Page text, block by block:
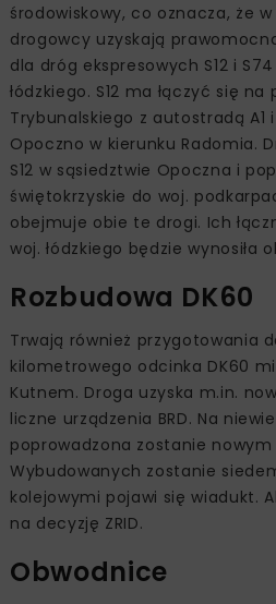
środowiskowy, co oznacza, że w
drogowcy uzyskają
dla dróg ekspresowych S12 i
łódzkiego. S12 ma łączyć się
Trybunalskiego z autostradą A1
Opoczno w kierunku Radomia.
S12 w sąsiedztwie Opoczna i
świętokrzyskie do woj.
obejmuje obie te drogi. Ich
woj. łódzkiego będzie wynosiła
Rozbudowa DK60
Trwają również przygotowania
kilometrowego odcinka DK60
Kutnem. Droga uzyska m.in.
liczne urządzenia BRD. Na
poprowadzona zostanie nowym
Wybudowanych zostanie
kolejowymi pojawi się wiadukt.
na decyzję ZRID.
Obwodnice